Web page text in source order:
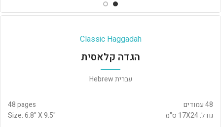
Classic Haggadah
הגדה קלאסית
עברית Hebrew
48 pages
Size: 6.8" X 9.5"
48 עמודים
גודל: 17X24 ס"מ